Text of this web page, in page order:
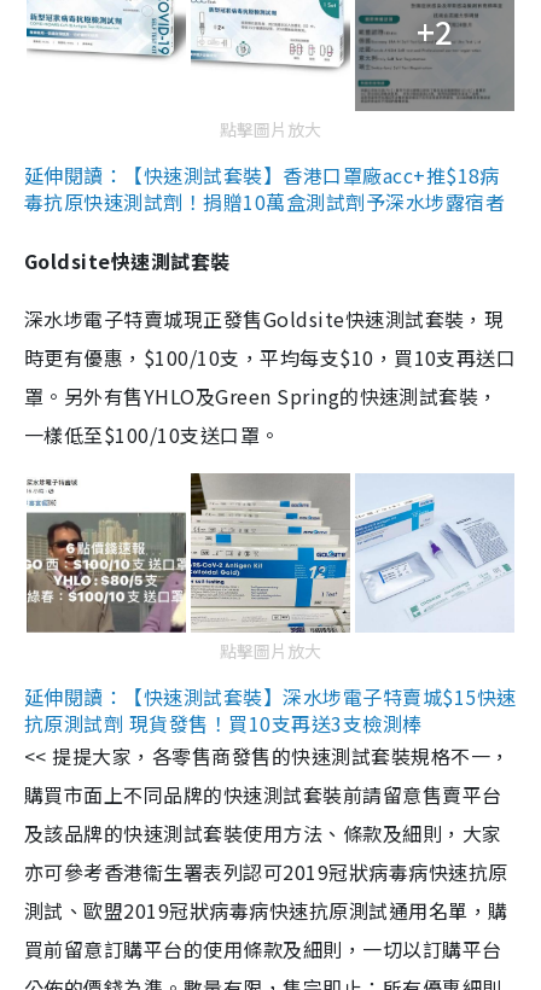
+2
點擊圖片放大
延伸閱讀：【快速測試套裝】香港口罩廠acc+推$18病
毒抗原快速測試劑！捐贈10萬盒測試劑予深水埗露宿者
Goldsite快速測試套裝
深水埗電子特賣城現正發售Goldsite快速測試套裝，現
時更有優惠，$100/10支，平均每支$10，買10支再送口
罩。另外有售YHLO及Green Spring的快速測試套裝，
一樣低至$100/10支送口罩。
點擊圖片放大
延伸閱讀：【快速測試套裝】深水埗電子特賣城$15快速
抗原測試劑 現貨發售！買10支再送3支檢測棒
<< 提提大家，各零售商發售的快速測試套裝規格不一，
購買市面上不同品牌的快速測試套裝前請留意售賣平台
及該品牌的快速測試套裝使用方法、條款及細則，大家
亦可參考香港衞生署表列認可2019冠狀病毒病快速抗原
測試、歐盟2019冠狀病毒病快速抗原測試通用名單，購
買前留意訂購平台的使用條款及細則，一切以訂購平台